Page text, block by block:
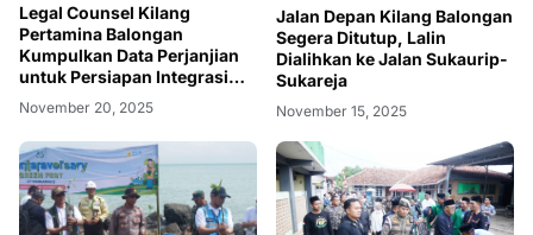
Legal Counsel Kilang
Pertamina Balongan
Kumpulkan Data Perjanjian
untuk Persiapan Integrasi
Bisnis Hilir Pertamina
November 20, 2025
Jalan Depan Kilang Balongan
Segera Ditutup, Lalin
Dialihkan ke Jalan Sukaurip-
Sukareja
November 15, 2025